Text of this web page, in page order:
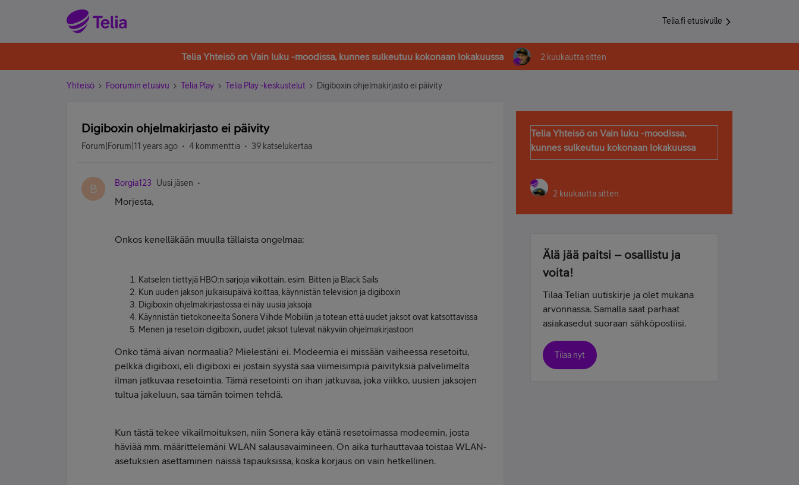
Telia.fi etusivulle
Telia Yhteisö on Vain luku -moodissa, kunnes sulkeutuu kokonaan lokakuussa 2 kuukautta sitten
Yhteisö Foorumin etusivu Telia Play Telia Play -keskustelut Digiboxin ohjelmakirjasto ei päivity
Digiboxin ohjelmakirjasto ei päivity
Forum|Forum|11 years ago 4 kommenttia 39 katselukertaa
B Borgia123 Uusi jäsen
Morjesta,
Onkos kenelläkään muulla tällaista ongelmaa:
Katselen tiettyjä HBO:n sarjoja viikottain, esim. Bitten ja Black Sails
Kun uuden jakson julkaisupäivä koittaa, käynnistän television ja digiboxin
Digiboxin ohjelmakirjastossa ei näy uusia jaksoja
Käynnistän tietokoneelta Sonera Viihde Mobiilin ja totean että uudet jaksot ovat katsottavissa
Menen ja resetoin digiboxin, uudet jaksot tulevat näkyviin ohjelmakirjastoon
Onko tämä aivan normaalia? Mielestäni ei. Modeemia ei missään vaiheessa resetoitu,
pelkkä digiboxi, eli digiboxi ei jostain syystä saa viimeisimpiä päivityksiä palvelimelta
ilman jatkuvaa resetointia. Tämä resetointi on ihan jatkuvaa, joka viikko, uusien jaksojen
tultua jakeluun, saa tämän toimen tehdä.
Kun tästä tekee vikailmoituksen, niin Sonera käy etänä resetoimassa modeemin, josta
häviää mm. määrittelemäni WLAN salausavaimineen. On aika turhauttavaa toistaa WLAN-
asetuksien asettaminen näissä tapauksissa, koska korjaus on vain hetkellinen.
Telia Yhteisö on Vain luku -moodissa,
kunnes sulkeutuu kokonaan lokakuussa
2 kuukautta sitten
Älä jää paitsi – osallistu ja
voita!
Tilaa Telian uutiskirje ja olet mukana
arvonnassa. Samalla saat parhaat
asiakasedut suoraan sähköpostiisi.
Tilaa nyt